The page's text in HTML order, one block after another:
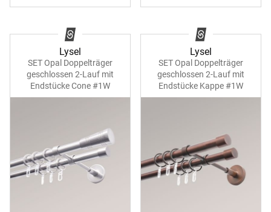
Lysel
SET Opal Doppelträger
geschlossen 2-Lauf mit
Endstücke Cone #1W
Lysel
SET Opal Doppelträger
geschlossen 2-Lauf mit
Endstücke Kappe #1W